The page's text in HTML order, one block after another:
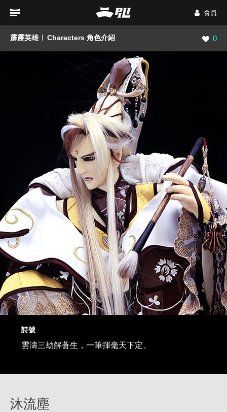
會員
霹靂英雄 Characters 角色介紹 瀏覽
0
詩號
雲濤三劫解蒼生，一筆揮毫天下定。
沐流塵